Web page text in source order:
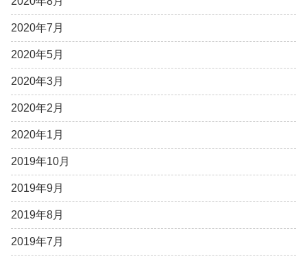
2020年7月
2020年5月
2020年3月
2020年2月
2020年1月
2019年10月
2019年9月
2019年8月
2019年7月